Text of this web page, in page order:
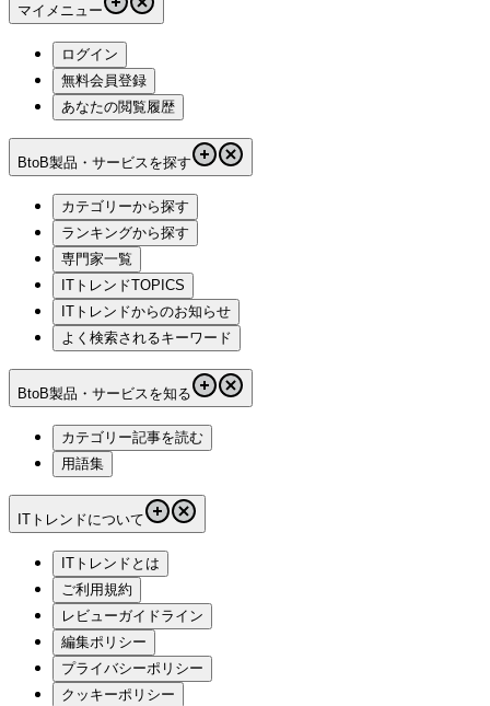
マイメニュー
ログイン
無料会員登録
あなたの閲覧履歴
BtoB製品・サービスを探す
カテゴリーから探す
ランキングから探す
専門家一覧
ITトレンドTOPICS
ITトレンドからのお知らせ
よく検索されるキーワード
BtoB製品・サービスを知る
カテゴリー記事を読む
用語集
ITトレンドについて
ITトレンドとは
ご利用規約
レビューガイドライン
編集ポリシー
プライバシーポリシー
クッキーポリシー